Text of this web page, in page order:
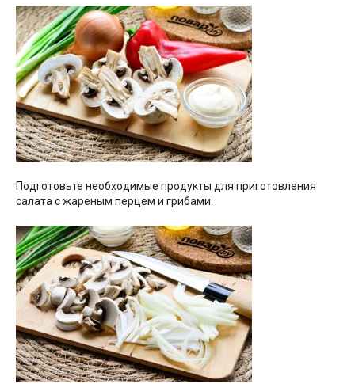
Подготовьте необходимые продукты для приготовления
салата с жареным перцем и грибами.